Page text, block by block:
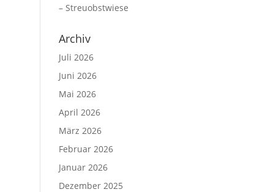
– Streuobstwiese
Archiv
Juli 2026
Juni 2026
Mai 2026
April 2026
März 2026
Februar 2026
Januar 2026
Dezember 2025